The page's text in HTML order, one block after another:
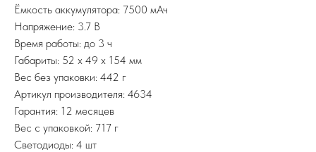
Ёмкость аккумулятора: 7500 мАч
Напряжение: 3.7 В
Время работы: до 3 ч
Габариты: 52 x 49 x 154 мм
Вес без упаковки: 442 г
Артикул производителя: 4634
Гарантия: 12 месяцев
Вес с упаковкой: 717 г
Светодиоды: 4 шт